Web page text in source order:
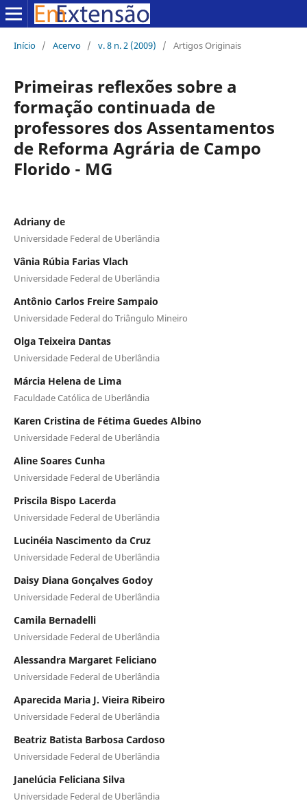
Início / Acervo / v. 8 n. 2 (2009) / Artigos Originais
Primeiras reflexões sobre a
formação continuada de
professores dos Assentamentos
de Reforma Agrária de Campo
Florido - MG
Adriany de
Universidade Federal de Uberlândia
Vânia Rúbia Farias Vlach
Universidade Federal de Uberlândia
Antônio Carlos Freire Sampaio
Universidade Federal do Triângulo Mineiro
Olga Teixeira Dantas
Universidade Federal de Uberlândia
Márcia Helena de Lima
Faculdade Católica de Uberlândia
Karen Cristina de Fétima Guedes Albino
Universidade Federal de Uberlândia
Aline Soares Cunha
Universidade Federal de Uberlândia
Priscila Bispo Lacerda
Universidade Federal de Uberlândia
Lucinéia Nascimento da Cruz
Universidade Federal de Uberlândia
Daisy Diana Gonçalves Godoy
Universidade Federal de Uberlândia
Camila Bernadelli
Universidade Federal de Uberlândia
Alessandra Margaret Feliciano
Universidade Federal de Uberlândia
Aparecida Maria J. Vieira Ribeiro
Universidade Federal de Uberlândia
Beatriz Batista Barbosa Cardoso
Universidade Federal de Uberlândia
Janelúcia Feliciana Silva
Universidade Federal de Uberlândia